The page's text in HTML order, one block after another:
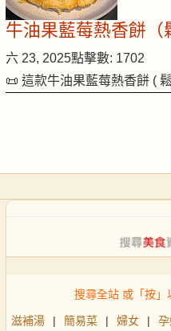
牛油果藍莓熱香餅（
六 23, 2025點擊數: 1702
📜 這款牛油果藍莓熱香餅 (
搜尋全站 或「按
滋補湯 | 簡易菜 | 婦女 |